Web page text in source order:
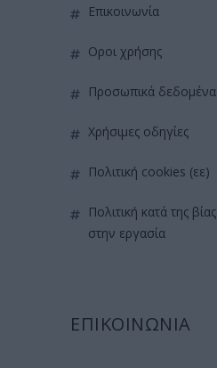
επικοινωνία
όροι χρήσης
προσωπικά δεδομένα
χρήσιμες οδηγίες
πολιτική cookies (εε)
πολιτική κατά της βίας & παρενόχλησης
στην εργασία
ΕΠΙΚΟΙΝΩΝΙΑ